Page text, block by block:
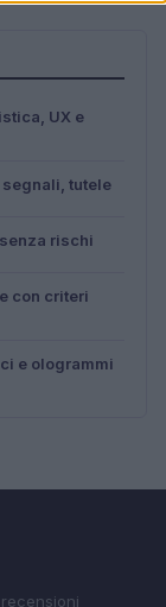
UX e
tutele
rischi
con criteri
e ologrammi